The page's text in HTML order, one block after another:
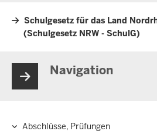
Schulgesetz für das Land
(Schulgesetz NRW - SchulG)
Navigation
Abschlüsse, Prüfungen